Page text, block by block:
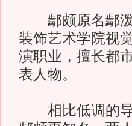
鄢颇原名鄢泼
装饰艺术学院视
演职业，擅长都
表人物。
相比低调的导